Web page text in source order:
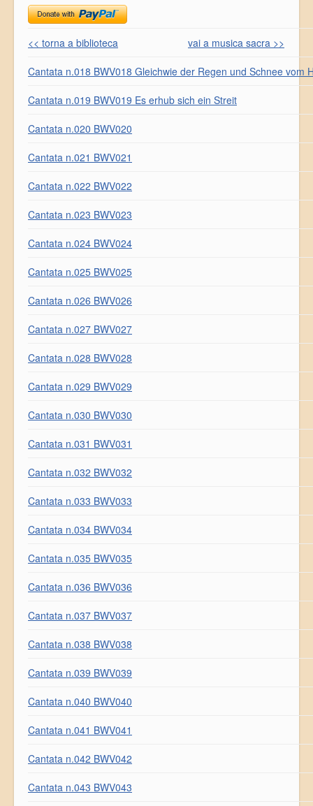
<< torna a biblioteca vai a musica sacra >>
Cantata n.018 BWV018 Gleichwie der Regen und Schnee vom
Cantata n.019 BWV019 Es erhub sich ein Streit
Cantata n.020 BWV020
Cantata n.021 BWV021
Cantata n.022 BWV022
Cantata n.023 BWV023
Cantata n.024 BWV024
Cantata n.025 BWV025
Cantata n.026 BWV026
Cantata n.027 BWV027
Cantata n.028 BWV028
Cantata n.029 BWV029
Cantata n.030 BWV030
Cantata n.031 BWV031
Cantata n.032 BWV032
Cantata n.033 BWV033
Cantata n.034 BWV034
Cantata n.035 BWV035
Cantata n.036 BWV036
Cantata n.037 BWV037
Cantata n.038 BWV038
Cantata n.039 BWV039
Cantata n.040 BWV040
Cantata n.041 BWV041
Cantata n.042 BWV042
Cantata n.043 BWV043